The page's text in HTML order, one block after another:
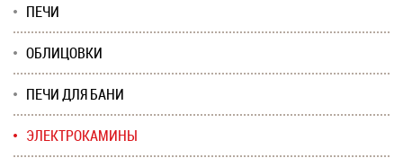
ПЕЧИ
ОБЛИЦОВКИ
ПЕЧИ ДЛЯ БАНИ
ЭЛЕКТРОКАМИНЫ